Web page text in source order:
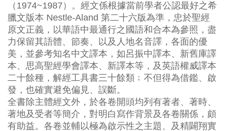
（1974~1987）。經文係根據當前學者公認最好之希
臘文版本 Nestle-Aland 第二十六版為準，忠於聖經
原文正義，以華語中最通行之國語和合本為參照，盡
力保留其語體、節奏、以及人地名音譯，各面的優
美，並參考知名中文譯本，如呂振中譯本、新舊庫譯
本、思高聖經學會譯本、新譯本等，及英語權威譯本
二十餘種，解經工具書三十餘類﹔不但得為借鑑、啟
發，也確實避免偏見、誤斷。
全書除主體經文外，於各卷開頭均列有著者、著時、
著地及受者等簡介，對明白寫作背景及各卷關係，頗
有助益。各卷並輔以極為啟示性之主題、及精闢翔實